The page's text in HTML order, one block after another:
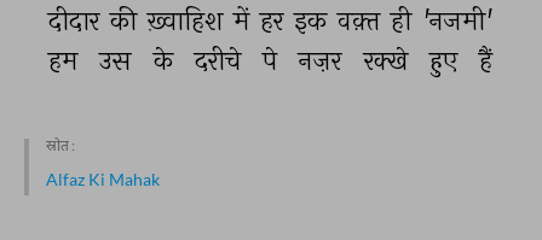
दीदार की ख़्वाहिश में हर इक वक़्त ही 'नजमी'
हम
उस के दरीचे पे नज़र रक्खे हुए हैं
स्रोत :
Alfaz Ki Mahak